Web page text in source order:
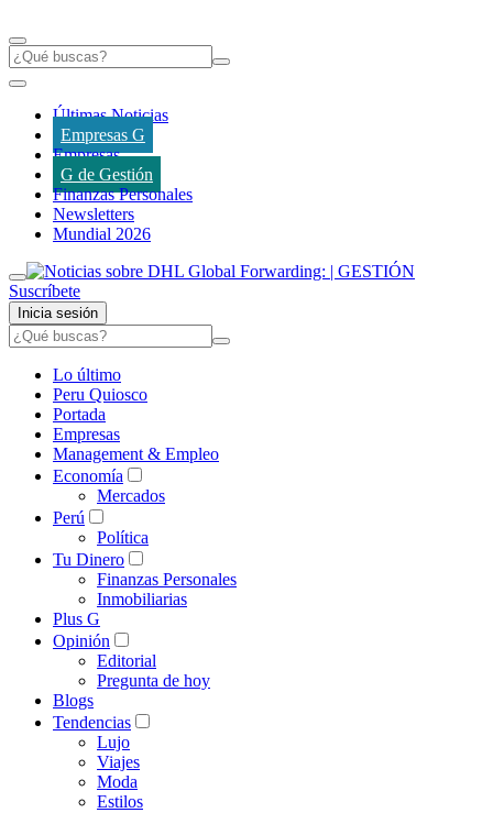
Últimas Noticias
Empresas G
Empresas
G de Gestión
Finanzas Personales
Newsletters
Mundial 2026
Suscríbete
Inicia sesión
Lo último
Peru Quiosco
Portada
Empresas
Management & Empleo
Economía
Mercados
Perú
Política
Tu Dinero
Finanzas Personales
Inmobiliarias
Plus G
Opinión
Editorial
Pregunta de hoy
Blogs
Tendencias
Lujo
Viajes
Moda
Estilos